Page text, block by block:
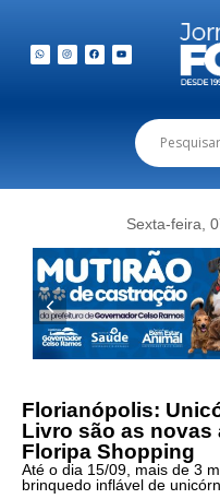
Sexta-feira,
Florianópolis:
Livro são as
Floripa Shopping
Até o dia 15/09, mais de 3
brinquedo inflável de